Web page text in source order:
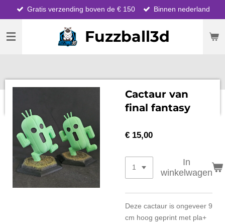
direct
naar
hoofdinhoud
Fuzzball3d
Gratis verzending boven de € 150 Binnen nederland
Cactaur van
final fantasy
€ 15,00
In
winkelwagen
Deze cactaur is ongeveer 9
cm hoog geprint met pla+